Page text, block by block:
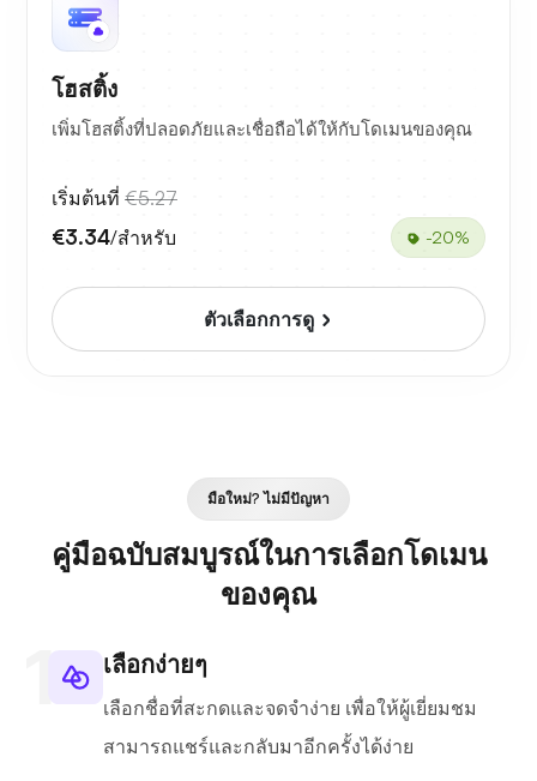
โฮสติ้ง
เพิ่มโฮสติ้งที่ปลอดภัยและเชื่อถือได้ให้กับโดเมนของคุณ
เริ่มต้นที่ €5.27
€3.34/สำหรับ -20%
ตัวเลือกการดู
มือใหม่? ไม่มีปัญหา
คู่มือฉบับสมบูรณ์ในการเลือกโดเมน
ของคุณ
เลือกง่ายๆ
เลือกชื่อที่สะกดและจดจำง่าย เพื่อให้ผู้เยี่ยมชม
สามารถแชร์และกลับมาอีกครั้งได้ง่าย